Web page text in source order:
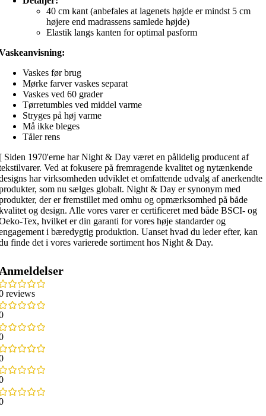
40 cm kant (anbefales at lagenets højde er mindst 5 cm
højere end madrassens samlede højde)
Elastik langs kanten for optimal pasform
Vaskes før brug
Mørke farver vaskes separat
Vaskes ved 60 grader
Tørretumbles ved middel varme
Stryges på høj varme
Må ikke bleges
Tåler rens
Siden 1970'erne har Night & Day været en pålidelig producent af
Ved at fokusere på fremragende kvalitet og nytænkende
har virksomheden udviklet et omfattende udvalg af anerkendte
som nu sælges globalt. Night & Day er synonym med
der er fremstillet med omhu og opmærksomhed på både
og design. Alle vores varer er certificeret med både BSCI- og
Tex, hvilket er din garanti for vores høje standarder og
i bæredygtig produktion. Uanset hvad du leder efter, kan
finde det i vores varierede sortiment hos Night & Day.
reviews